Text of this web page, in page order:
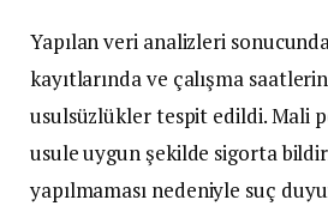
Yapılan veri analizleri
kayıtlarında ve çalışma
usulsüzlükler tespit edildi. Mali
usule uygun şekilde sigorta
yapılmaması nedeniyle suç